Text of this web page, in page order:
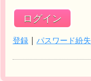
登録 | パスワード紛失